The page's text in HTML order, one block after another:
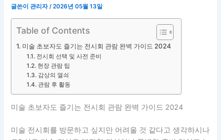
글쓴이관리자/2026년 05월 13일
Table of Contents
미술 초보자도 즐기는 전시회 관람 완벽 가이드 2024
전시회 선택 및 사전 준비
현장 관람 팁
감상의 열쇠
관람 후 활동
미술 초보자도 즐기는 전시회 관람 완벽 가이드 2024
미술 전시회를 방문하고 싶지만 어려울 것 같다고 생각하시나